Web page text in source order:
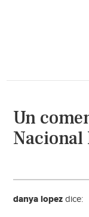
Un
Nacional
danya lopez dice: